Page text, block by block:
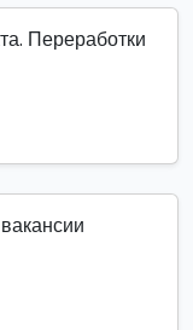
Переработки